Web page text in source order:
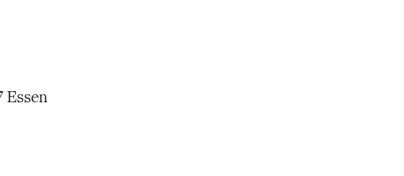
Essen